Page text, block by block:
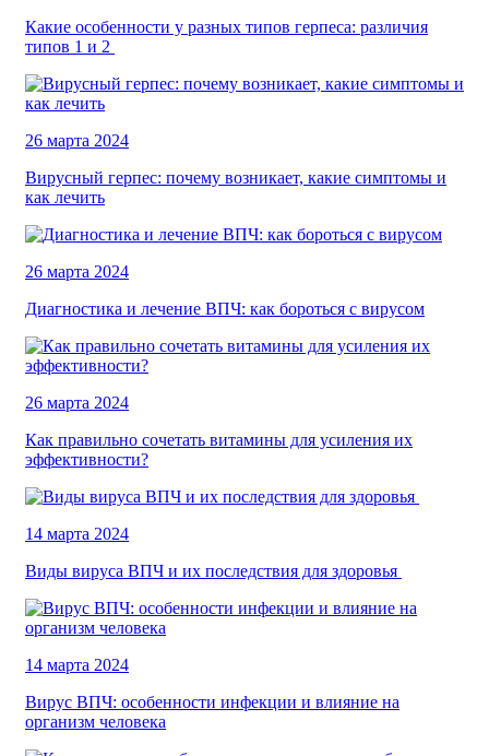
Какие особенности у разных типов герпеса: различия
типов 1 и 2
26 марта 2024
Вирусный герпес: почему возникает, какие симптомы и
как лечить
26 марта 2024
Диагностика и лечение ВПЧ: как бороться с вирусом
26 марта 2024
Как правильно сочетать витамины для усиления их
эффективности?
14 марта 2024
Виды вируса ВПЧ и их последствия для здоровья
14 марта 2024
Вирус ВПЧ: особенности инфекции и влияние на
организм человека